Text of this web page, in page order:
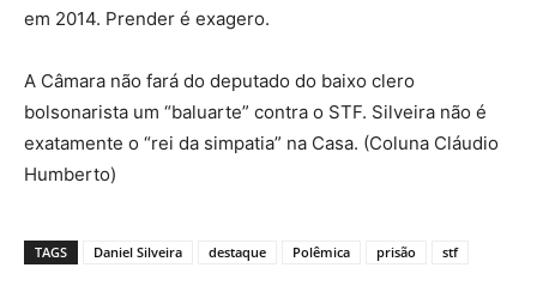
em 2014. Prender é exagero.
A Câmara não fará do deputado do baixo clero
bolsonarista um “baluarte” contra o STF. Silveira não é
exatamente o “rei da simpatia” na Casa. (Coluna Cláudio
Humberto)
TAGS Daniel Silveira destaque Polêmica prisão stf